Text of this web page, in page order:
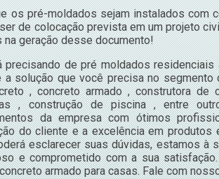
os pré-moldados sejam instalados com
de colocação prevista em um projeto
na geração desse documento!
precisando de pré moldados
a solução que você precisa no segmento
, concreto armado , construtora de
, construção de piscina , entre
da empresa com ótimos
do cliente e a excelência em produtos
esclarecer suas dúvidas, estamos à
e comprometido com a sua
armado para casas. Fale com